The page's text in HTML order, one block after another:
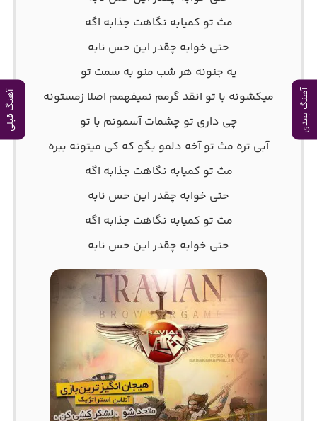
آهنگ بعدی آهنگ قبلی
مث تو کمیابه نگاهت جذابه اگه
حتی خوابه چقدر این حس نابه
یه جنونه هر شب منو به سمت تو
میکشونه با تو انقد گرمم نمیفهمم اصلا زمستونه
چی داری تو چشمات آسمونم با تو
آبی تره مث تو آخه دلمو بگو که کی میتونه ببره
مث تو کمیابه نگاهت جذابه اگه
حتی خوابه چقدر این حس نابه
مث تو کمیابه نگاهت جذابه اگه
حتی خوابه چقدر این حس نابه